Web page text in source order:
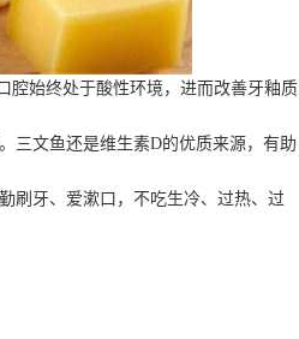
腔始终处于酸性环境，进而改善牙釉质
三文鱼还是维生素D的优质来源，有助
刷牙、爱漱口，不吃生冷、过热、过